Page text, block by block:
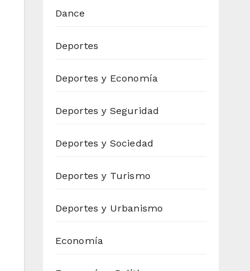
Dance
Deportes
Deportes y Economía
Deportes y Seguridad
Deportes y Sociedad
Deportes y Turismo
Deportes y Urbanismo
Economía